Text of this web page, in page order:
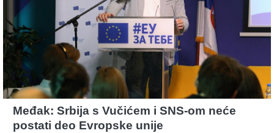
Međak: Srbija s Vučićem i SNS-om neće
postati deo Evropske unije